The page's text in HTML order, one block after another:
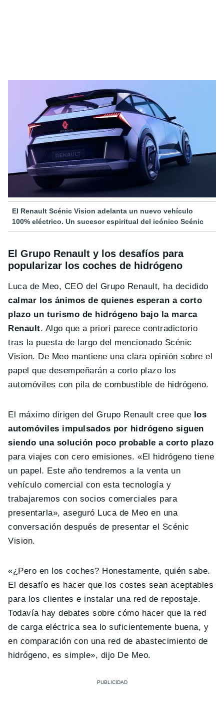
El Renault Scénic Vision adelanta un nuevo vehículo
100% eléctrico. Un sucesor espiritual del icónico Scénic
El Grupo Renault y los desafíos para
popularizar los coches de hidrógeno
Luca de Meo, CEO del Grupo Renault, ha decidido
calmar los ánimos de quienes esperan a corto
plazo un turismo de hidrógeno bajo la marca
Renault. Algo que a priori parece contradictorio
tras la puesta de largo del mencionado Scénic
Vision. De Meo mantiene una clara opinión sobre el
papel que desempeñarán a corto plazo los
automóviles con pila de combustible de hidrógeno.
El máximo dirigen del Grupo Renault cree que los
automóviles impulsados por hidrógeno siguen
siendo una solución poco probable a corto plazo
para viajes con cero emisiones. «El hidrógeno tiene
un papel. Este año tendremos a la venta un
vehículo comercial con esta tecnología y
trabajaremos con socios comerciales para
presentarla», aseguró Luca de Meo en una
conversación después de presentar el Scénic
Vision.
«¿Pero en los coches? Honestamente, quién sabe.
El desafío es hacer que los costes sean aceptables
para los clientes e instalar una red de repostaje.
Todavía hay debates sobre cómo hacer que la red
de carga eléctrica sea lo suficientemente buena, y
en comparación con una red de abastecimiento de
hidrógeno, es simple», dijo De Meo.